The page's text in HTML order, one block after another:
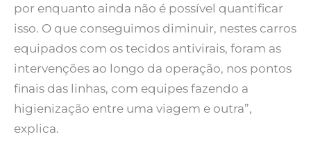
por enquanto ainda não é possível quantificar
isso. O que conseguimos diminuir, nestes carros
equipados com os tecidos antivirais, foram as
intervenções ao longo da operação, nos pontos
finais das linhas, com equipes fazendo a
higienização entre uma viagem e outra”,
explica.